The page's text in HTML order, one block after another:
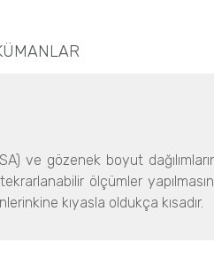
ve gözenek boyut
ölçümler
kıyasla oldukça kısadır.